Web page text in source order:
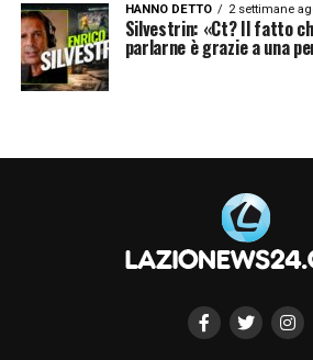
HANNO DETTO 2 settimane
Silvestrin: «Ct? Il fatto
parlarne è grazie a una